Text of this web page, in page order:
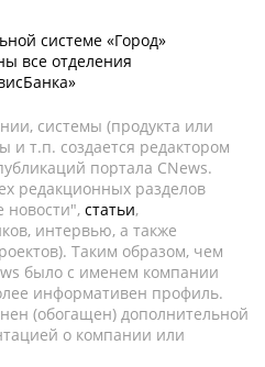
системе «Город»
все отделения
системы (продукта или
и т.п. создается редактором
портала CNews.
редакционных разделов
новости", статьи,
интервью, а также
Таким образом, чем
было с именем компании
информативен профиль.
(обогащен) дополнительной
о компании или